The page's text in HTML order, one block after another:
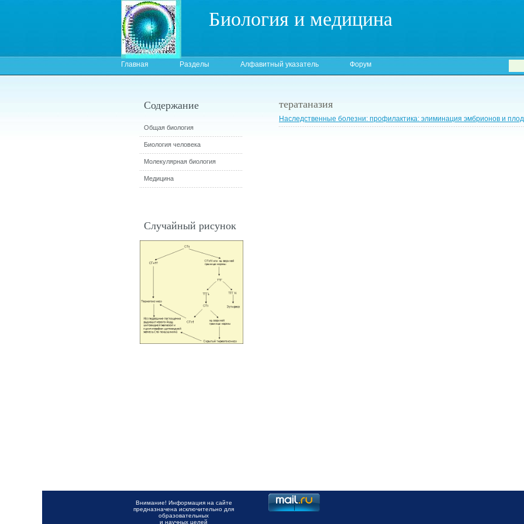
Биология и медицина
Главная Разделы Алфавитный указатель Форум
тератаназия
Наследственные болезни: профилактика: элиминация эмбрионов и
Содержание
Общая биология
Биология человека
Молекулярная биология
Медицина
Случайный рисунок
Внимание! Информация на сайте
предназначена исключительно для
образовательных
и научных целей